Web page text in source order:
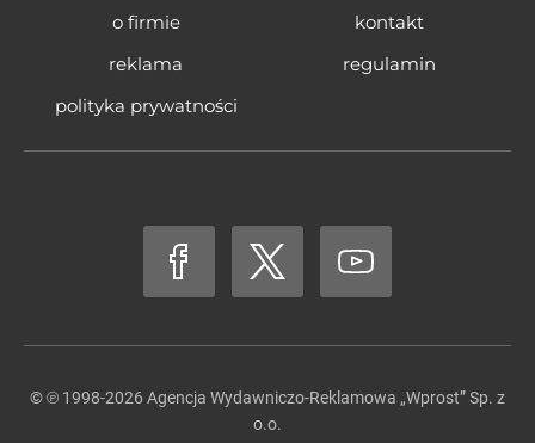
o firmie
kontakt
reklama
regulamin
polityka prywatności
© ℗ 1998-2026 Agencja Wydawniczo-Reklamowa „Wprost” Sp. z
o.o.